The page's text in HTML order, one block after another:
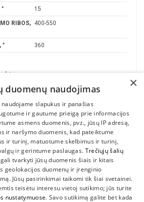
15
RIBOS, 400-550
° 360
×
duomenų naudojimas
slapukus ir panašias
ir gautume prieigą prie informacijos
asmens duomenis, pvz., jūsų IP adresą,
ir naršymo duomenis, kad pateiktume
ir turinį, matuotume skelbimus ir turinį,
ir gerintume paslaugas. Trečiųjų šalių
tvarkyti jūsų duomenis šiais ir kitais
geolokacijos duomenų ir įrenginio
Jūsų pasirinkimai taikomi tik šiai svetainei.
teisėtu interesu vietoj sutikimo; jūs turite
nustatymuose. Savo sutikimą galite bet kada